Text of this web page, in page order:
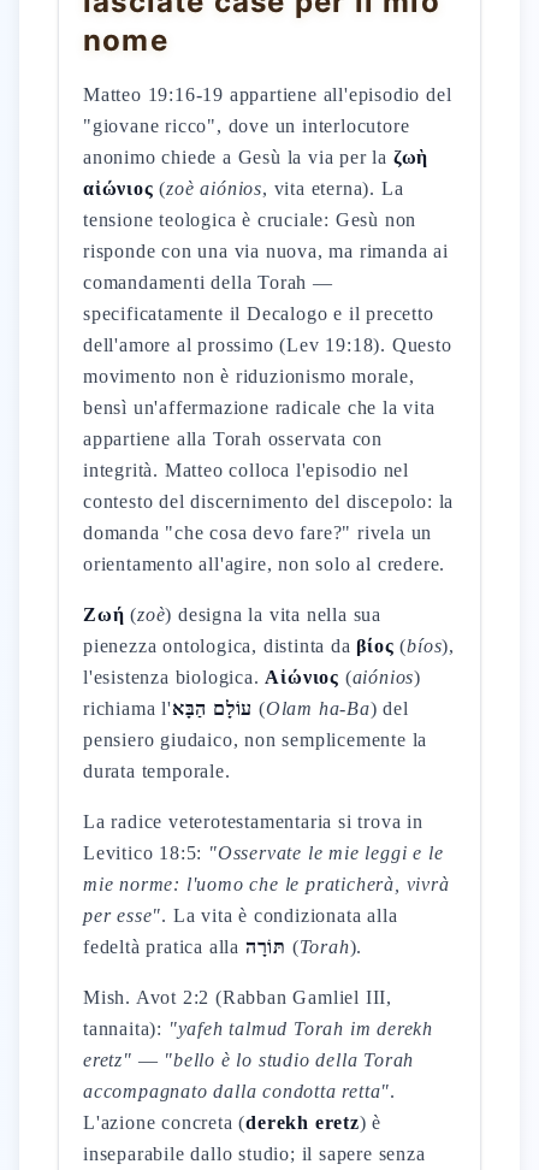
nome
Matteo 19:16-19 appartiene all'episodio del
"giovane ricco", dove un interlocutore
anonimo chiede a Gesù la via per la ζωὴ
αἰώνιος (zoè aiónios, vita eterna). La
tensione teologica è cruciale: Gesù non
risponde con una via nuova, ma rimanda ai
comandamenti della Torah —
specificatamente il Decalogo e il precetto
dell'amore al prossimo (Lev 19:18). Questo
movimento non è riduzionismo morale,
bensì un'affermazione radicale che la vita
appartiene alla Torah osservata con
integrità. Matteo colloca l'episodio nel
contesto del discernimento del discepolo: la
domanda "che cosa devo fare?" rivela un
orientamento all'agire, non solo al credere.
Ζωή (zoè) designa la vita nella sua
pienezza ontologica, distinta da βίος (bíos),
l'esistenza biologica. Αἰώνιος (aiónios)
richiama l'עוֹלָם הַבָּא (Olam ha-Ba) del
pensiero giudaico, non semplicemente la
durata temporale.
La radice veterotestamentaria si trova in
Levitico 18:5: "Osservate le mie leggi e le
mie norme: l'uomo che le praticherà, vivrà
per esse". La vita è condizionata alla
fedeltà pratica alla תּוֹרָה (Torah).
Mish. Avot 2:2 (Rabban Gamliel III,
tannaita): "yafeh talmud Torah im derekh
eretz" — "bello è lo studio della Torah
accompagnato dalla condotta retta".
L'azione concreta (derekh eretz) è
inseparabile dallo studio; il sapere senza